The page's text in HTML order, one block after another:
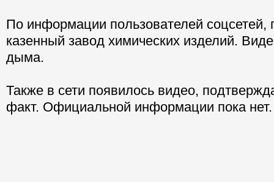
По информации пользователей соцсетей,
казенный завод химических изделий.
дыма.
Также в сети появилось видео,
факт. Официальной информации пока нет.